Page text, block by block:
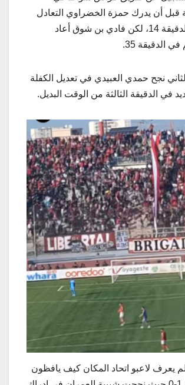
قبل أن يدرك حمزة الخضراوي التعادل
للأفارقة في الدقيقة 14، لكن فادي بن شوق أعاد
الدقيقة 35.
نجح حمدي العبيدي في تعديل الكفلة
في الدقيقة الثالثة من الوقت البديل.
يعرف لاعبو اتحاد المكان كيف يافظون